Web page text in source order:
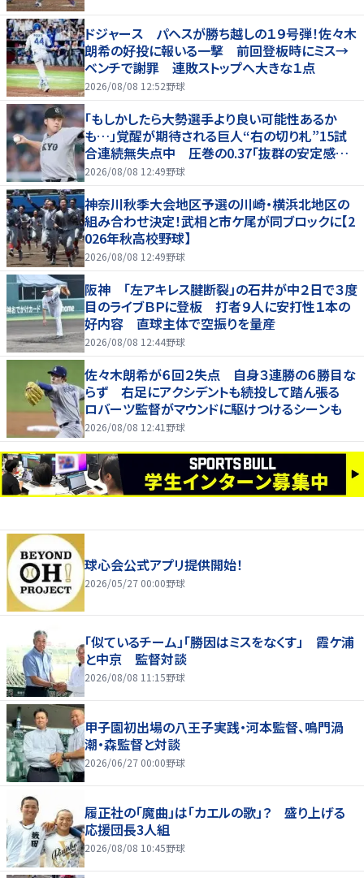
ドジャース パヘスが勝ち越しの１９号弾！佐々木
朗希の好投に報いる一撃 前回登板時にミス→
ベンチで謝罪 連敗ストップへ大きな１点
2026/08/08 12:52野球
「もしかしたら大勢選手より良い可能性あるか
も…」覚醒が期待される巨人“右の切り札”15試
合連続無失点中 圧巻の0.37「抜群の安定感を
持っている」
2026/08/08 12:49野球
神奈川秋季大会地区予選の川崎・横浜北地区の
組み合わせ決定！武相と市ケ尾が同ブロックに【2
026年秋高校野球】
2026/08/08 12:49野球
阪神 「左アキレス腱断裂」の石井が中２日で３度
目のライブＢＰに登板 打者９人に安打性１本の
好内容 直球主体で空振りを量産
2026/08/08 12:44野球
佐々木朗希が６回２失点 自身３連勝の６勝目な
らず 右足にアクシデントも続投して踏ん張る
ロバーツ監督がマウンドに駆けつけるシーンも
2026/08/08 12:41 野球
球心会公式アプリ提供開始！
2026/05/27 00:00野球
「似ているチーム」「勝因はミスをなくす」 霞ケ浦
と中京 監督対談
2026/08/08 11:15野球
甲子園初出場の八王子実践・河本監督、鳴門渦
潮・森監督と対談
2026/06/27 00:00野球
履正社の「魔曲」は「カエルの歌」？ 盛り上げる
応援団長3人組
2026/08/08 10:45野球